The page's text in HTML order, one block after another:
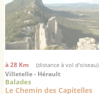
à 28 Km (distance à vol d'oiseau)
Villetelle - Hérault
Balades
Le Chemin des Capitelles